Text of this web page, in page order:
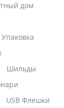
дом
Упаковка
Шильды
USB Флешки